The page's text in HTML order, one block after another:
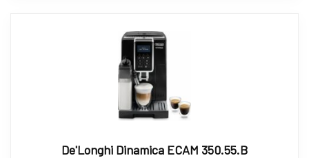
De'Longhi Dinamica ECAM 350.55.B